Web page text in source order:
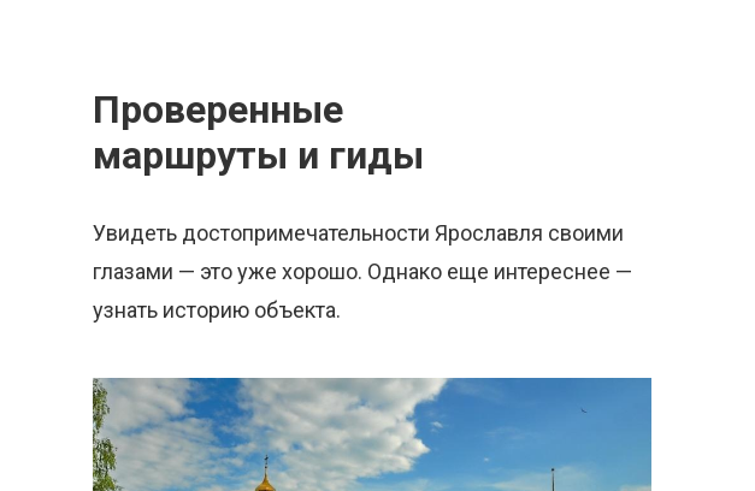
Проверенные
маршруты и гиды
Увидеть достопримечательности Ярославля своими
глазами — это уже хорошо. Однако еще интереснее —
узнать историю объекта.